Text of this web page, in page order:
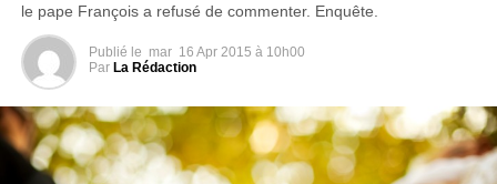
le pape François a refusé de commenter. Enquête.
Publié le mar 16 Apr 2015 à 10h00
Par La Rédaction